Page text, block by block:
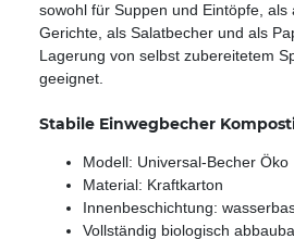
sowohl für Suppen und Eintöpfe, als
Gerichte, als Salatbecher und als
Lagerung von selbst zubereitetem
geeignet.
Stabile Einwegbecher
Modell: Universal-Becher Öko
Material: Kraftkarton
Innenbeschichtung:
Vollständig biologisch